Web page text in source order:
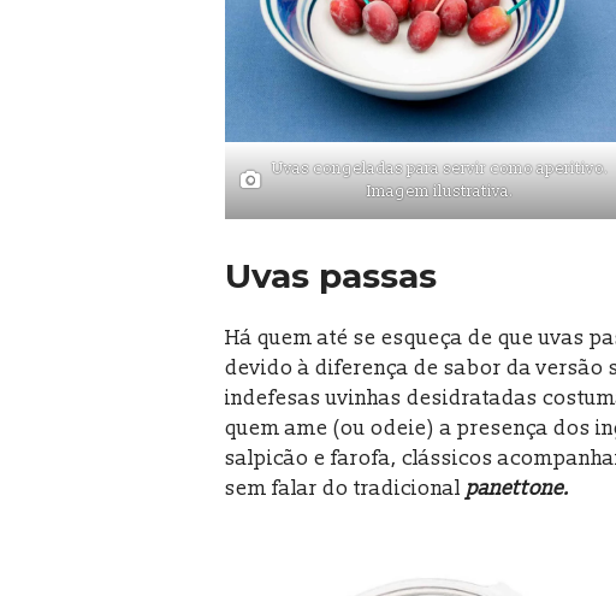
Uvas congeladas para servir como aperitivo.
Imagem ilustrativa.
Uvas passas
Há quem até se esqueça de que uvas
devido à diferença de sabor da versão
indefesas uvinhas desidratadas
quem ame (ou odeie) a presença dos
salpicão e farofa, clássicos
sem falar do tradicional panettone.